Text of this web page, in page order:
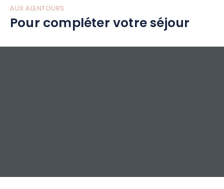
AUX ALENTOURS
Pour compléter votre séjour